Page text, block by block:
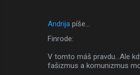
Andrija píše…
Finrode:
V tomto máš pravdu...Ale
fašizmus a komunizmus